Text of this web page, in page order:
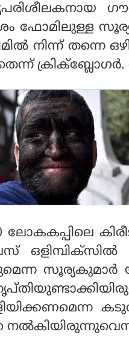
ഫോമിലുള്ള
നിന്ന് തന്നെ
ലോകകപ്പിലെ
സൂര്യകുമാര്‍